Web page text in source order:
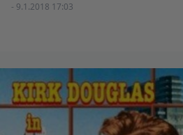
- 9.1.2018 17:03